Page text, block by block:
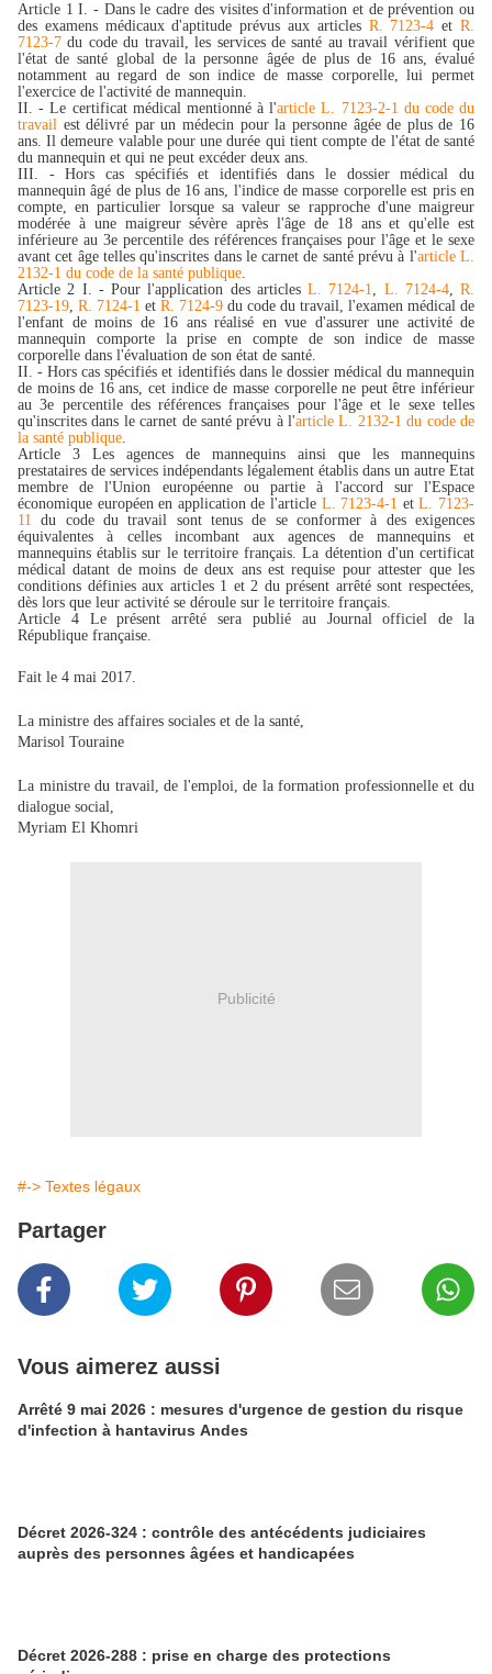
Article 1 I. - Dans le cadre des visites d'information et de prévention ou
des examens médicaux d'aptitude prévus aux articles R. 7123-4 etR.
7123-7 du code du travail, les services de santé au travail vérifient que
l'état de santé global de la personne âgée de plus de 16 ans, évalué
notamment au regard de son indice de masse corporelle, lui permet
l'exercice de l'activité de mannequin.
II. - Le certificat médical mentionné à l'article L. 7123-2-1 du code du
travail est délivré par un médecin pour la personne âgée de plus de 16
ans. Il demeure valable pour une durée qui tient compte de l'état de santé
du mannequin et qui ne peut excéder deux ans.
III. - Hors cas spécifiés et identifiés dans le dossier médical du
mannequin âgé de plus de 16 ans, l'indice de masse corporelle est pris en
compte, en particulier lorsque sa valeur se rapproche d'une maigreur
modérée à une maigreur sévère après l'âge de 18 ans et qu'elle est
inférieure au 3e percentile des références françaises pour l'âge et le sexe
avant cet âge telles qu'inscrites dans le carnet de santé prévu à l'article L.
2132-1 du code de la santé publique.
Article 2 I. - Pour l'application des articles L. 7124-1, L. 7124-4, R.
7123-19, R. 7124-1 et R. 7124-9 du code du travail, l'examen médical de
l'enfant de moins de 16 ans réalisé en vue d'assurer une activité de
mannequin comporte la prise en compte de son indice de masse
corporelle dans l'évaluation de son état de santé.
II. - Hors cas spécifiés et identifiés dans le dossier médical du mannequin
de moins de 16 ans, cet indice de masse corporelle ne peut être inférieur
au 3e percentile des références françaises pour l'âge et le sexe telles
qu'inscrites dans le carnet de santé prévu à l'article L. 2132-1 du code de
la santé publique.
Article 3 Les agences de mannequins ainsi que les mannequins
prestataires de services indépendants légalement établis dans un autre Etat
membre de l'Union européenne ou partie à l'accord sur l'Espace
économique européen en application de l'article L. 7123-4-1 etL. 7123-
11 du code du travail sont tenus de se conformer à des exigences
équivalentes à celles incombant aux agences de mannequins et
mannequins établis sur le territoire français. La détention d'un certificat
médical datant de moins de deux ans est requise pour attester que les
conditions définies aux articles 1 et 2 du présent arrêté sont respectées,
dès lors que leur activité se déroule sur le territoire français.
Article 4 Le présent arrêté sera publié au Journal officiel de la
République française.
Fait le 4 mai 2017.
La ministre des affaires sociales et de la santé,
Marisol Touraine
La ministre du travail, de l'emploi, de la formation professionnelle et du
dialogue social,
Myriam El Khomri
Publicité
#-> Textes légaux
Partager
Vous aimerez aussi
Arrêté 9 mai 2026 : mesures d'urgence de gestion du risque
d'infection à hantavirus Andes
Décret 2026-324 : contrôle des antécédents judiciaires
auprès des personnes âgées et handicapées
Décret 2026-288 : prise en charge des protections